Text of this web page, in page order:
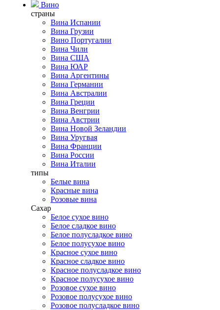
Вино
страны
Вина Испании
Вина Грузии
Вино Португалии
Вина Чили
Вина США
Вина ЮАР
Вина Аргентины
Вина Германии
Вина Австралии
Вина Греции
Вина Венгрии
Вина Австрии
Вина Новой Зеландии
Вина Уругвая
Вина Франции
Вина России
Вина Италии
типы
Белые вина
Красные вина
Розовые вина
Сахар
Белое сухое вино
Белое сладкое вино
Белое полусладкое вино
Белое полусухое вино
Красное сухое вино
Красное сладкое вино
Красное полусладкое вино
Красное полусухое вино
Розовое сухое вино
Розовое полусухое вино
Розовое полусладкое вино